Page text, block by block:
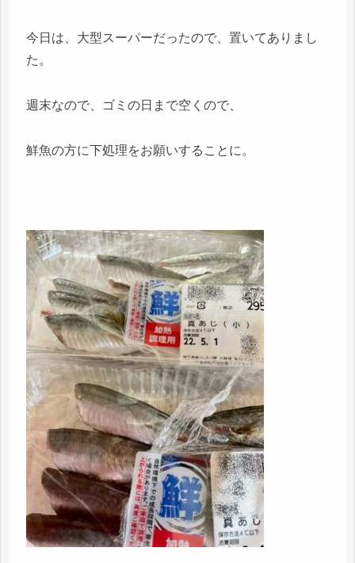
今日は、大型スーパーだったので、置いてありまし
た。
週末なので、ゴミの日まで空くので、
鮮魚の方に下処理をお願いすることに。